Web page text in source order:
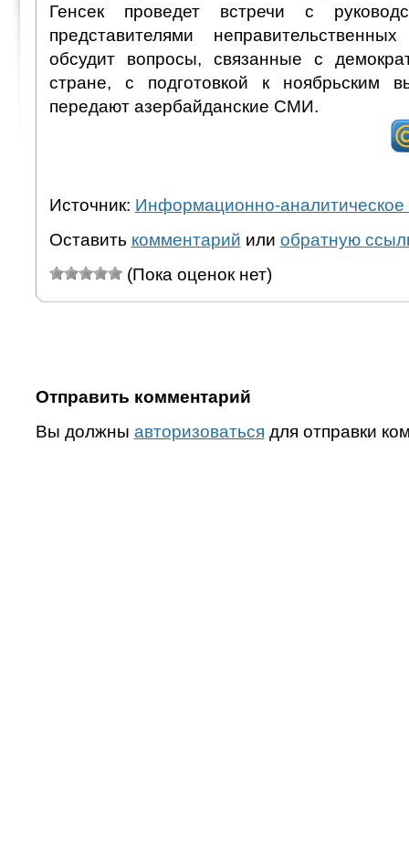
Генсек проведет встречи с
представителями
обсудит вопросы, связанные с
стране, с подготовкой к ноябрьским
передают азербайданские СМИ.
Источник: Информационно-аналитическое
Оставить комментарий или обратную
(Пока оценок нет)
Отправить комментарий
Вы должны авторизоваться для отправки